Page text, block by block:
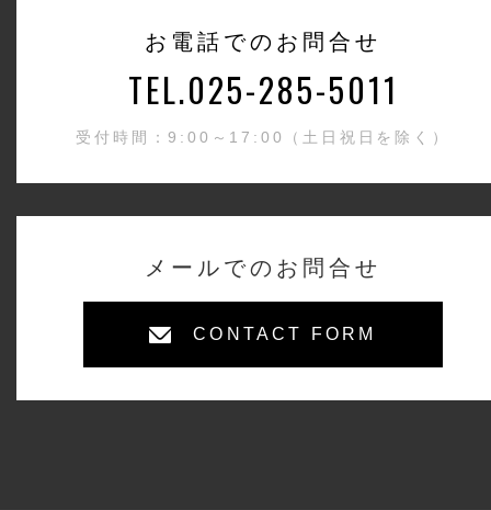
お電話でのお問合せ
TEL.025-285-5011
受付時間：9:00～17:00（土日祝日を除く）
メールでのお問合せ
CONTACT FORM